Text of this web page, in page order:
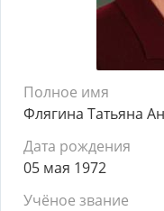
Полное имя
Флягина Татьяна
Дата рождения
05 мая 1972
Учёное звание